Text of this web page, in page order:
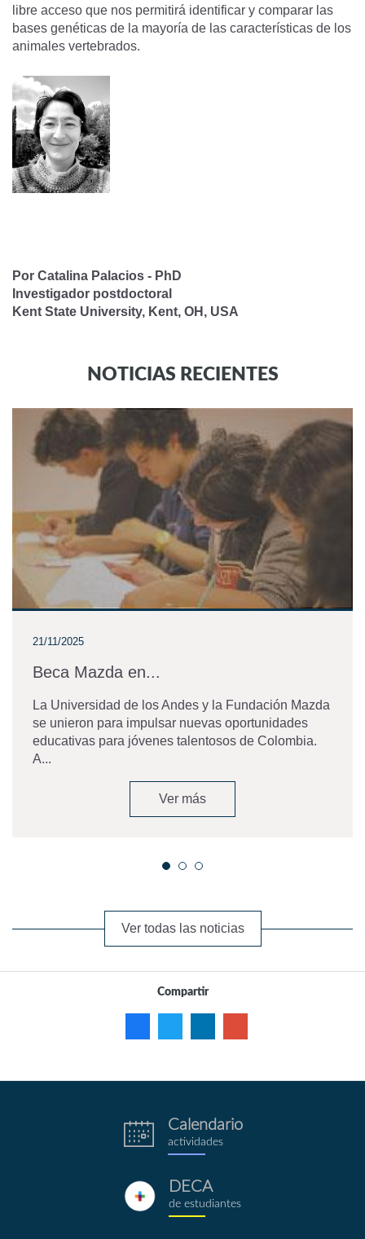
libre acceso que nos permitirá identificar y comparar las
bases genéticas de la mayoría de las características de los
animales vertebrados.
Por Catalina Palacios - PhD
Investigador postdoctoral
Kent State University, Kent, OH, USA
NOTICIAS RECIENTES
21/11/2025
Beca Mazda en...
La Universidad de los Andes y la Fundación Mazda
se unieron para impulsar nuevas oportunidades
educativas para jóvenes talentosos de Colombia.
A...
Ver más
Ver todas las noticias
Compartir
eventos.png
Calendario
actividades
deca.png
DECA
de estudiantes